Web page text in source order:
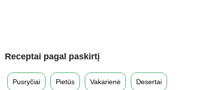
Receptai pagal paskirtį
Pusryčiai Pietūs Vakarienė Desertai